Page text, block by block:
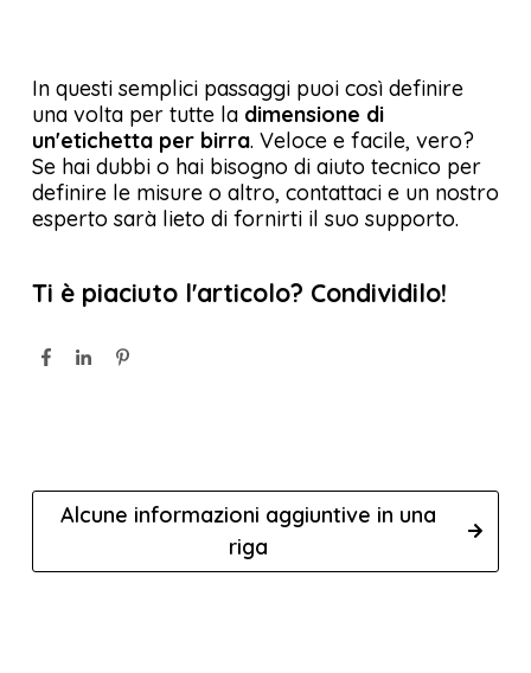
In questi semplici passaggi puoi così definire
una volta per tutte la dimensione di
un'etichetta per birra. Veloce e facile, vero?
Se hai dubbi o hai bisogno di aiuto tecnico per
definire le misure o altro, contattaci e un nostro
esperto sarà lieto di fornirti il suo supporto.
Ti è piaciuto l'articolo? Condividilo!
Alcune informazioni aggiuntive in una
riga